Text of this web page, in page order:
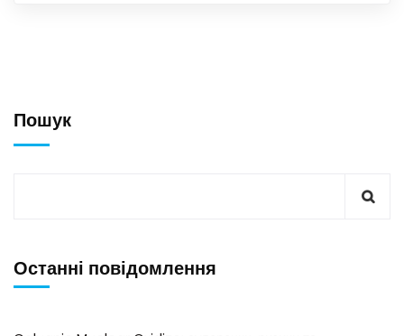
Пошук
Останні повідомлення